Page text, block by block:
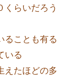
くらいだろう
ることも有る
いる
えたほどの多